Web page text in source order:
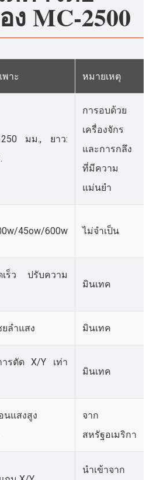
ง MC-2500
าะ หมายเหตุ
มม., ยาว:
การอบด้วย
เครื่องจักร
และการกลึง
ที่มีความ
แม่นยำ
45ow/600w ไม่จำเป็น
เร็ว ปรับความ
มินเทค
ลำแสง มินเทค
ารตัด X/Y เท่า
มินเทค
นแสงสูง
จาก
สหรัฐอเมริกา
นำเข้าจาก